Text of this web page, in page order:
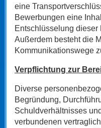
eine
Bewerbungen eine
Entschlüsselung dieser
Außerdem besteht die
Kommunikationswege
Verpflichtung zur
Diverse
Begründung,
Schuldverhältnisses
verbundenen